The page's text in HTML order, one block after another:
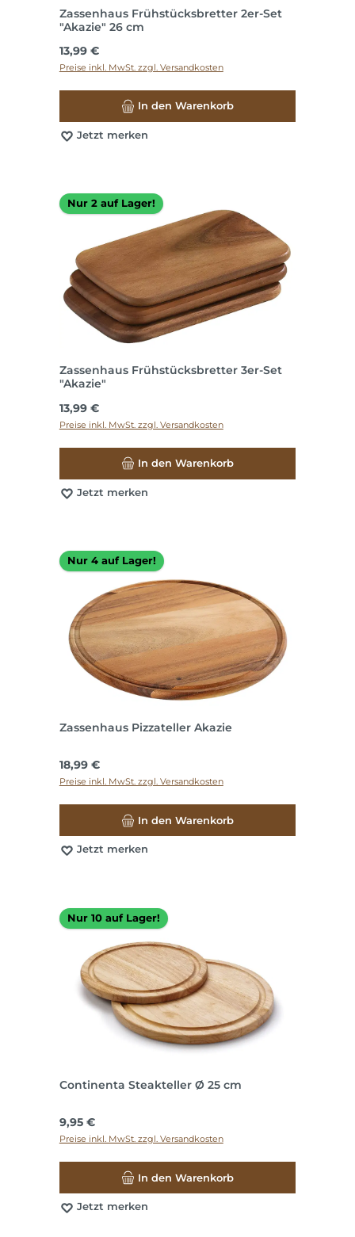
Zassenhaus Frühstücksbretter 2er-Set
"Akazie" 26 cm
Regulärer Preis:
13,99 €
Preise inkl. MwSt. zzgl. Versandkosten
In den Warenkorb
Jetzt merken
Nur 2 auf Lager!
Zassenhaus Frühstücksbretter 3er-Set
"Akazie"
Regulärer Preis:
13,99 €
Preise inkl. MwSt. zzgl. Versandkosten
In den Warenkorb
Jetzt merken
Nur 4 auf Lager!
Zassenhaus Pizzateller Akazie
Regulärer Preis:
18,99 €
Preise inkl. MwSt. zzgl. Versandkosten
In den Warenkorb
Jetzt merken
Nur 10 auf Lager!
Continenta Steakteller Ø 25 cm
Regulärer Preis:
9,95 €
Preise inkl. MwSt. zzgl. Versandkosten
In den Warenkorb
Jetzt merken